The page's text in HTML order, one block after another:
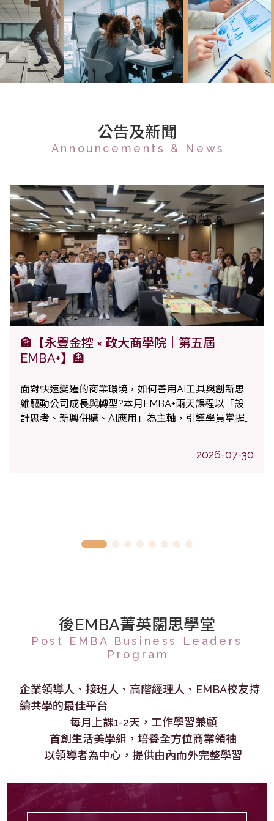
公告及新聞
Announcements & News
🏦【永豐金控 × 政大商學院｜第五屆
EMBA+】🏦
面對快速變遷的商業環境，如何善用AI工具與創新思
維驅動公司成長與轉型?本月EMBA+兩天課程以「設
計思考、新興併購、AI應用」為主軸，引導學員掌握
2026-07-30
1 2 3 4 5 6 7 8
後EMBA菁英闊思學堂
Post EMBA Business Leaders
Program
企業領導人、接班人、高階經理人、EMBA校友持
續共學的最佳平台
每月上課1-2天，工作學習兼顧
首創生活美學組，培養全方位商業領袖
以領導者為中心，提供由內而外完整學習